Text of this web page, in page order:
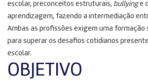
escolar, preconceitos estruturais, bullyinge
aprendizagem, fazendo a intermediação
Ambas as profissões exigem uma formação
para superar os desafios cotidianos
escolar.
OBJETIVO